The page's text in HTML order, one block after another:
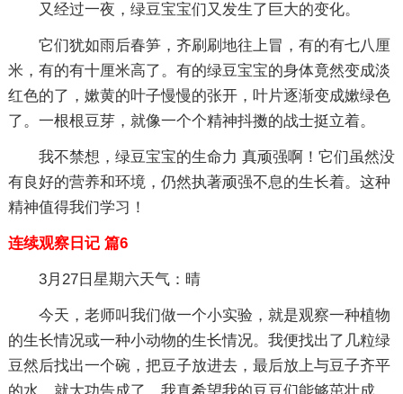
又经过一夜，绿豆宝宝们又发生了巨大的变化。
它们犹如雨后春笋，齐刷刷地往上冒，有的有七八厘
米，有的有十厘米高了。有的绿豆宝宝的身体竟然变成淡
红色的了，嫰黄的叶子慢慢的张开，叶片逐渐变成嫰绿色
了。一根根豆芽，就像一个个精神抖擞的战士挺立着。
我不禁想，绿豆宝宝的生命力 真顽强啊！它们虽然没
有良好的营养和环境，仍然执著顽强不息的生长着。这种
精神值得我们学习！
连续观察日记 篇6
3月27日星期六天气：晴
今天，老师叫我们做一个小实验，就是观察一种植物
的生长情况或一种小动物的生长情况。我便找出了几粒绿
豆然后找出一个碗，把豆子放进去，最后放上与豆子齐平